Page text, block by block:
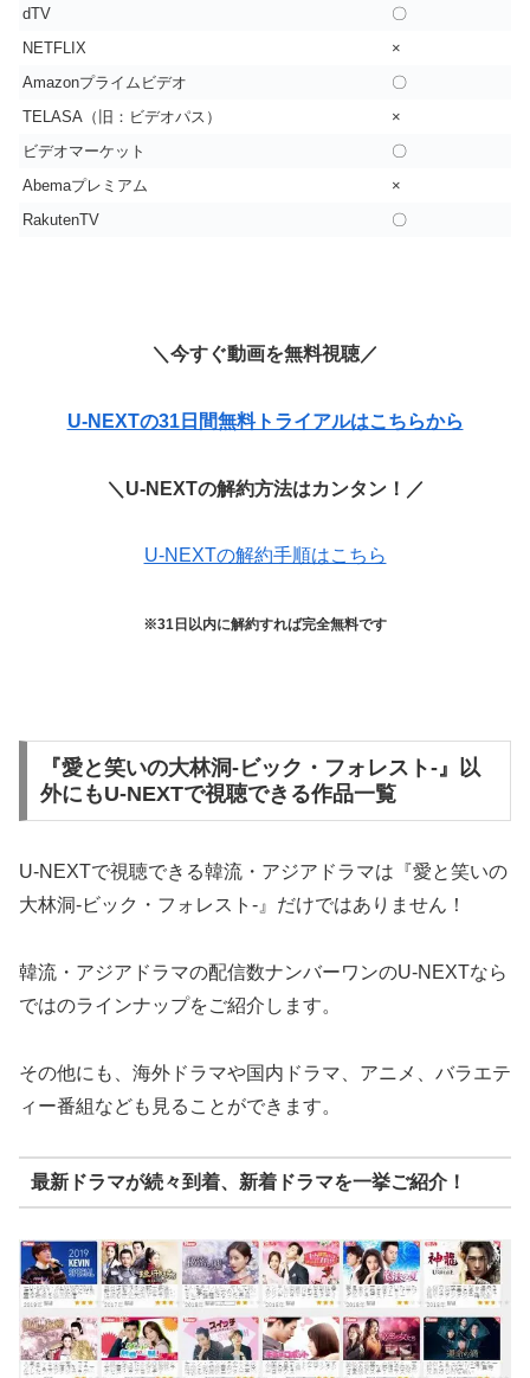
dTV
〇
NETFLIX
×
Amazonプライムビデオ
〇
TELASA（旧：ビデオパス）
×
ビデオマーケット
〇
Abemaプレミアム
×
RakutenTV
〇
＼今すぐ動画を無料視聴／
U-NEXTの31日間無料トライアルはこちらから
＼U-NEXTの解約方法はカンタン！／
U-NEXTの解約手順はこちら
※31日以内に解約すれば完全無料です
『愛と笑いの大林洞-ビック・フォレスト-』以
外にもU-NEXTで視聴できる作品一覧
U-NEXTで視聴できる韓流・アジアドラマは『愛と笑いの
大林洞-ビック・フォレスト-』だけではありません！
韓流・アジアドラマの配信数ナンバーワンのU-NEXTなら
ではのラインナップをご紹介します。
その他にも、海外ドラマや国内ドラマ、アニメ、バラエテ
ィー番組なども見ることができます。
最新ドラマが続々到着、新着ドラマを一挙ご紹介！